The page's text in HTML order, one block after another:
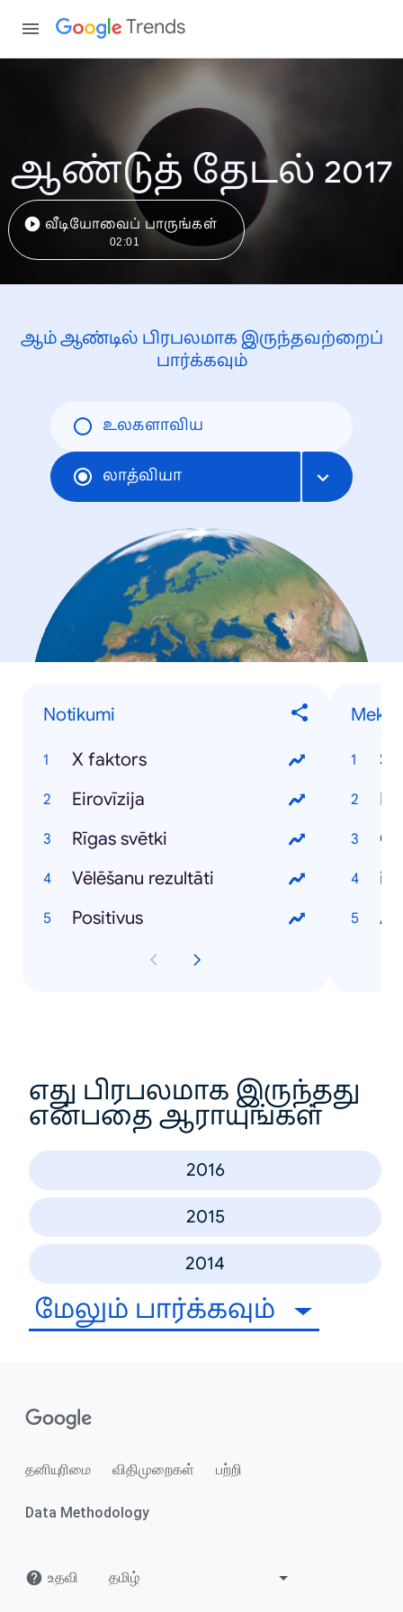
Trends
ஆண்டுத் தேடல் 2017
வீடியோவைப் பாருங்கள்
02:01
ஆம் ஆண்டில் பிரபலமாக இருந்தவற்றைப்
பார்க்கவும்
உலகளாவிய
லாத்வியா
Notikumi
X faktors
Eirovīzija
Rīgas svētki
Vēlēšanu rezultāti
Positivus
எது பிரபலமாக இருந்தது
என்பதை ஆராயுங்கள்
2016
2015
2014
மேலும் பார்க்கவும்
தனியுரிமை விதிமுறைகள் பற்றி
Data Methodology
உதவி